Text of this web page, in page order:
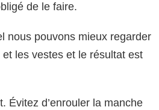
de le faire.
nous pouvons mieux regarder
les vestes et le résultat est
Évitez d’enrouler la manche